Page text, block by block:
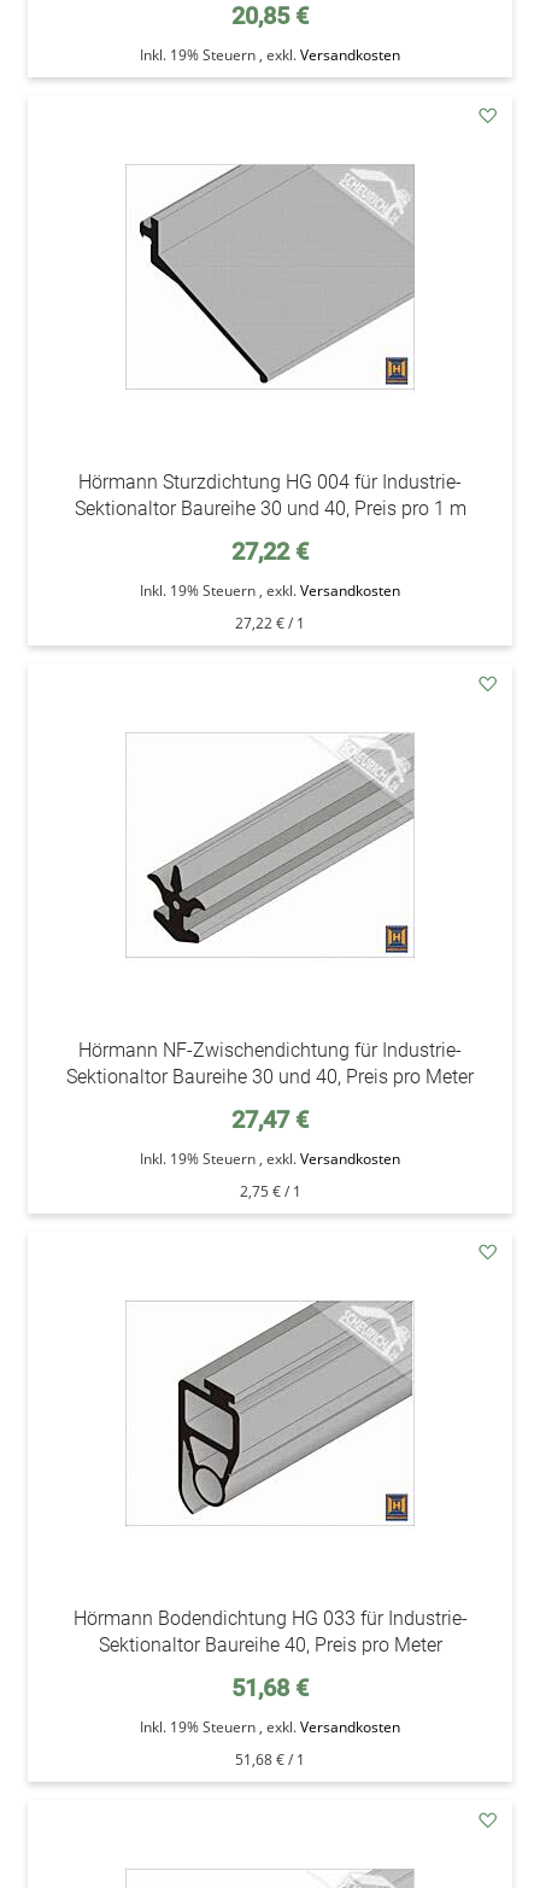
20,85 €
Inkl. 19% Steuern , exkl.Versandkosten
Hörmann Sturzdichtung HG 004 für Industrie-
Sektionaltor Baureihe 30 und 40, Preis pro 1 m
27,22 €
Inkl. 19% Steuern , exkl.Versandkosten
27,22 €/ 1
Hörmann NF-Zwischendichtung für Industrie-
Sektionaltor Baureihe 30 und 40, Preis pro Meter
27,47 €
Inkl. 19% Steuern , exkl.Versandkosten
2,75 €/ 1
Hörmann Bodendichtung HG 033 für Industrie-
Sektionaltor Baureihe 40, Preis pro Meter
51,68 €
Inkl. 19% Steuern , exkl.Versandkosten
51,68 €/ 1